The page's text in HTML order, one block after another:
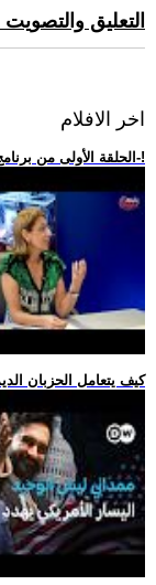
التعليق
اخر الافلام
.. الحلقة الأولى من برنامج -أسئلة حارقة-!
.. كيف يتعامل الحزبان